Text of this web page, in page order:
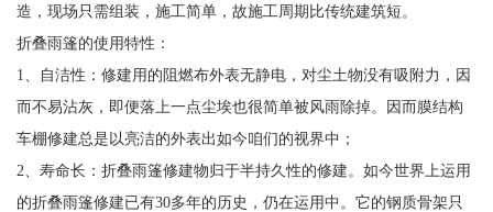
造，现场只需组装，施工简单，故施工周期比传统建筑短。
折叠雨篷的使用特性：
1、自洁性：修建用的阻燃布外表无静电，对尘土物没有吸附力，因
而不易沾灰，即便落上一点尘埃也很简单被风雨除掉。因而膜结构
车棚修建总是以亮洁的外表出如今咱们的视界中；
2、寿命长：折叠雨篷修建物归于半持久性的修建。如今世界上运用
的折叠雨篷修建已有30多年的历史，仍在运用中。它的钢质骨架只